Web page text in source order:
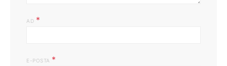
AD *
E-POSTA *